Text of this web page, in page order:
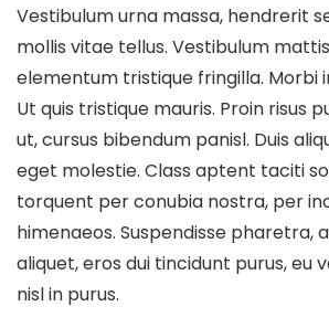
Vestibulum urna massa, hendrerit
mollis vitae tellus. Vestibulum
elementum tristique fringilla. Morbi
Ut quis tristique mauris. Proin risus
ut, cursus bibendum panisl. Duis
eget molestie. Class aptent taciti
torquent per conubia nostra, per
himenaeos. Suspendisse pharetra,
aliquet, eros dui tincidunt purus, eu
nisl in purus.